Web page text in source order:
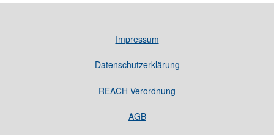
Impressum
Datenschutzerklärung
REACH-Verordnung
AGB